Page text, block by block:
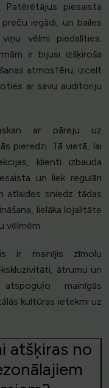
piesaista
iegādi, un bailes
vēlmi piedalīties.
ir bijusi izšķiroša
atmosfēru, izcelt
ar savu auditoriju
ar pāreju uz
pieredzi. Tā vietā, lai
klienti izbauda
un liek regulāri
atlaides sniedz tādas
lielāka lojalitāte
vēlmēm.
ir mainījis zīmolu
ātrumu un
mainīgās
kultūras ietekmi uz
atšķiras no